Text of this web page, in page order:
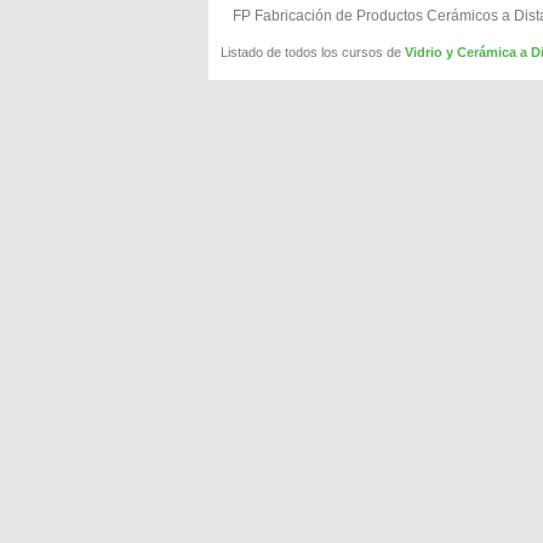
FP Fabricación de Productos Cerámicos a
Listado de todos los cursos de Vidrio y Cerámica a